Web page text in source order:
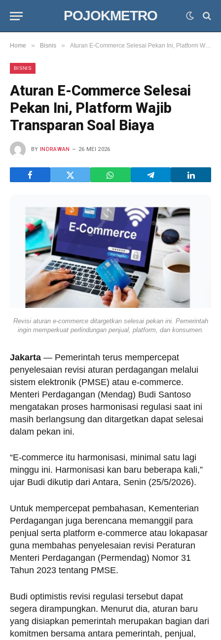
POJOKMETRO
Home » Bisnis » Aturan E-Commerce Selesai Pekan Ini, Platform Wajib Transparan Soal Biaya
BISNIS
Aturan E-Commerce Selesai
Pekan Ini, Platform Wajib
Transparan Soal Biaya
BY INDRAWAN 26 MEI 2026
Revisi aturan e-commerce ditargetkan selesai pekan ini. Pemerintah
ingin memperkuat perlindungan penjual, platform, dan konsumen.
Jakarta — Pemerintah terus mempercepat
penyelesaian revisi aturan perdagangan melalui
sistem elektronik (PMSE) atau e-commerce.
Menteri Perdagangan (Mendag) Budi Santoso
mengatakan proses harmonisasi regulasi saat ini
masih berlangsung dan ditargetkan dapat selesai
dalam pekan ini.
“E-commerce itu harmonisasi, minimal satu lagi
minggu ini. Harmonisasi kan baru beberapa kali,”
ujar Budi dikutip dari Antara, Senin (25/5/2026).
Untuk mempercepat pembahasan, Kementerian
Perdagangan juga berencana memanggil para
penjual serta platform e-commerce atau lokapasar
guna membahas penyelesaian revisi Peraturan
Menteri Perdagangan (Permendag) Nomor 31
Tahun 2023 tentang PMSE.
Budi optimistis revisi regulasi tersebut dapat
segera dirampungkan. Menurut dia, aturan baru
yang disiapkan pemerintah merupakan bagian dari
komitmen bersama antara pemerintah, penjual,